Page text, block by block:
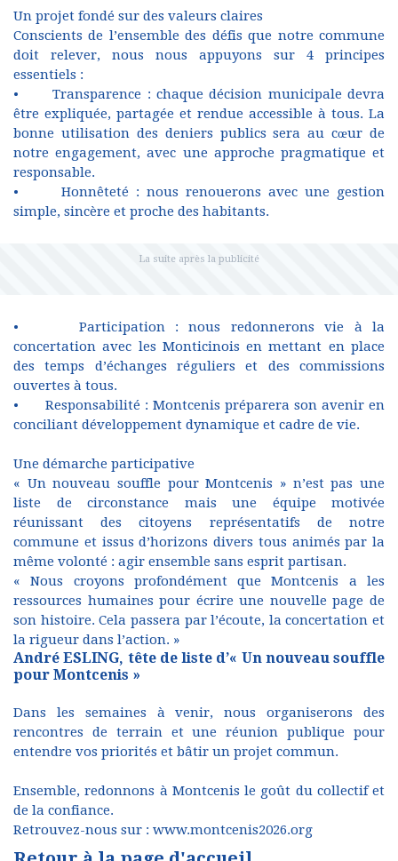
Un projet fondé sur des valeurs claires
Conscients de l’ensemble des défis que notre commune
doit relever, nous nous appuyons sur 4 principes
essentiels :
• Transparence : chaque décision municipale devra
être expliquée, partagée et rendue accessible à tous. La
bonne utilisation des deniers publics sera au cœur de
notre engagement, avec une approche pragmatique et
responsable.
• Honnêteté : nous renouerons avec une gestion
simple, sincère et proche des habitants.
• Participation : nous redonnerons vie à la
concertation avec les Monticinois en mettant en place
des temps d’échanges réguliers et des commissions
ouvertes à tous.
• Responsabilité : Montcenis préparera son avenir en
conciliant développement dynamique et cadre de vie.
Une démarche participative
« Un nouveau souffle pour Montcenis » n’est pas une
liste de circonstance mais une équipe motivée
réunissant des citoyens représentatifs de notre
commune et issus d’horizons divers tous animés par la
même volonté : agir ensemble sans esprit partisan.
« Nous croyons profondément que Montcenis a les
ressources humaines pour écrire une nouvelle page de
son histoire. Cela passera par l’écoute, la concertation et
la rigueur dans l’action. »
André ESLING, tête de liste d’« Un nouveau souffle
pour Montcenis »
Dans les semaines à venir, nous organiserons des
rencontres de terrain et une réunion publique pour
entendre vos priorités et bâtir un projet commun.
Ensemble, redonnons à Montcenis le goût du collectif et
de la confiance.
Retrouvez-nous sur : www.montcenis2026.org